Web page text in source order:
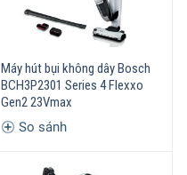
Máy hút bụi không dây Bosch
BCH3P2301 Series 4 Flexxo
Gen2 23Vmax
So sánh